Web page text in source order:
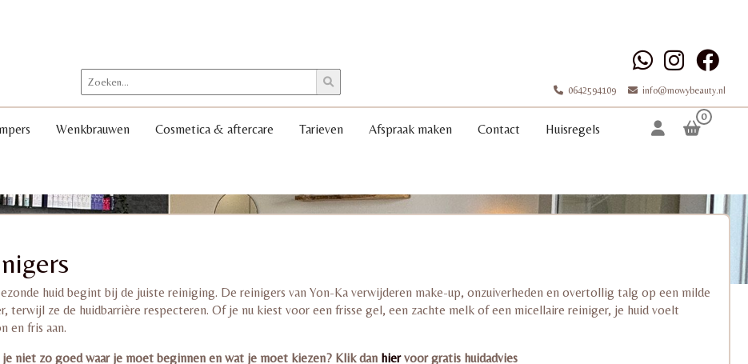
0642594109 info@mowybeauty.nl
Wenkbrauwen Cosmetica & aftercare Tarieven Afspraak maken Contact Huisregels
0
huid begint bij de juiste reiniging. De reinigers van Yon-Ka verwijderen make-up, onzuiverheden en overtollig talg op een milde
terwijl ze de huidbarrière respecteren. Of je nu kiest voor een frisse gel, een zachte melk of een micellaire reiniger, je huid voelt
en fris aan.
niet zo goed waar je moet beginnen en wat je moet kiezen? Klik dan hiervoor gratis huidadvies